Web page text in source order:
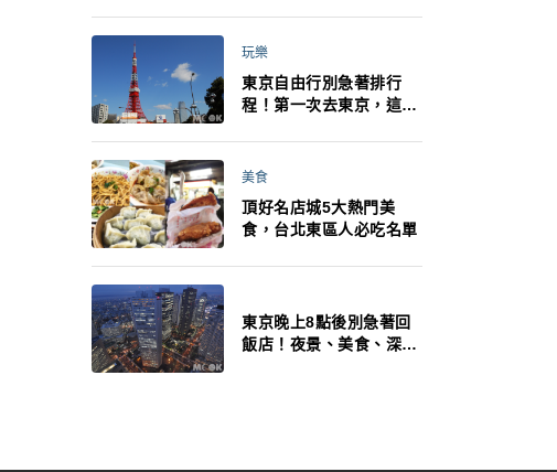
玩樂
東京自由行別急著排行
程！第一次去東京，這10
美食
頂好名店城5大熱門美
食，台北東區人必吃名單
東京晚上8點後別急著回
飯店！夜景、美食、深夜